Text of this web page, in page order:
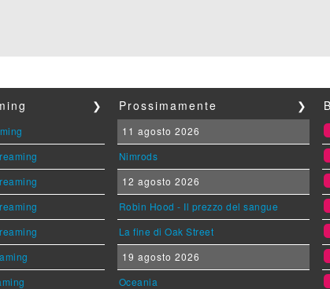
❯ Prossimamente ❯
11 agosto 2026
Nimrods
12 agosto 2026
Robin Hood - Il prezzo del sangue
La fine di Oak Street
19 agosto 2026
Oceania